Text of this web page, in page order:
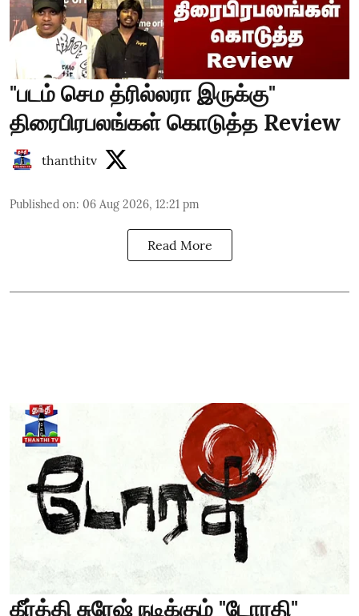
"படம் செம த்ரில்லரா இருக்கு"
திரைபிரபலங்கள் கொடுத்த Review
thanthitv
Published on: 06 Aug 2026, 12:21 pm
Read More
கீர்த்தி சுரேஷ் நடிக்கும் "டோரதி"